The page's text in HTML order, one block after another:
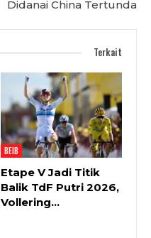
Didanai China Tertunda
Terkait
BEIB
Etape V Jadi Titik
Balik TdF Putri 2026,
Vollering…